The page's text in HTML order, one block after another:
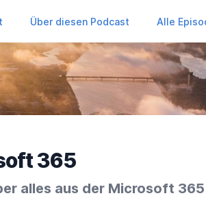
Über diesen Podcast Alle
365
alles aus der Microsoft